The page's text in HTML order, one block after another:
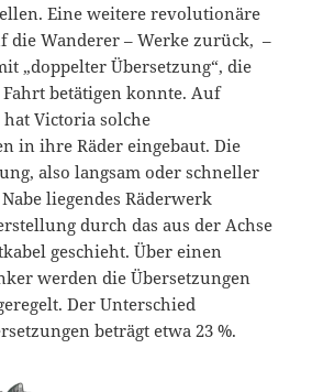
Eine weitere revolutionäre
die Wanderer – Werke zurück, –
„doppelter Übersetzung“, die
betätigen konnte. Auf
Victoria solche
in ihre Räder eingebaut. Die
also langsam oder schneller
liegendes Räderwerk
durch das aus der Achse
geschieht. Über einen
werden die Übersetzungen
Der Unterschied
beträgt etwa 23 %.